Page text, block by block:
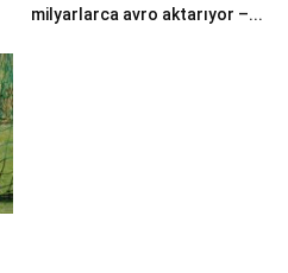
milyarlarca avro aktarıyor –...